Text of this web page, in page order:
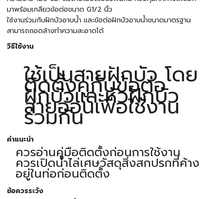
มาพร้อมเกลียวข้อต่อขนาด G1/2 นิ้ว
ใช้งานร่วมกับฝักบัวอาบน้ำ และข้อต่อฝักบัวอาบน้ำขนาดมาตรฐาน
สามารถถอดล้างทำความสะอาดได้
วิธีใช้งาน
ใช้เป็นสายฝักบัว โดย
ติดตั้งคู่กับข้อต่อ
ฝักบัวและหัวฝักบัว
สายอ่อนเพื่อใช้งาน
ร่วมกัน
คำแนะนำ
ควรอ่านคู่มือติดตั้งก่อนการใช้งาน
ควรเปิดน้ำไล่เศษวัสดุสิ่งสกปรกที่ค้าง
อยู่ในท่อก่อนติดตั้ง
ข้อควรระวัง